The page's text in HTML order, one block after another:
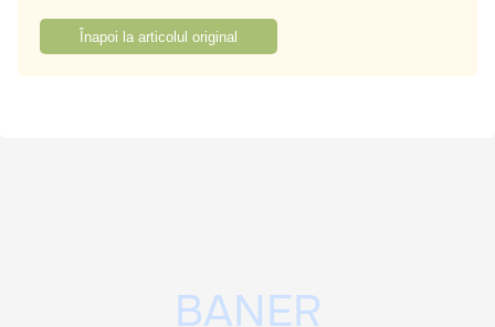
Înapoi la articolul original